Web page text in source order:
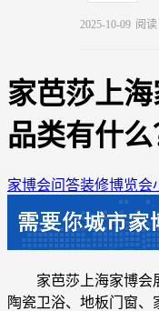
2025-10-09 阅读
家芭莎上
品类有什么
家博会问答装修博览会
家芭莎上海家博会
陶瓷卫浴、地板门窗